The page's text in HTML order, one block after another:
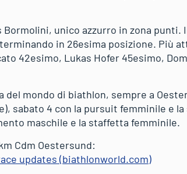
unico azzurro in zona punti.
terminando in 26esima posizione. Più
42esimo, Lukas Hofer 45esimo,
del mondo di biathlon, sempre a
sabato 4 con la pursuit femminile e
maschile e la staffetta femminile.
Cdm Oestersund:
updates (biathlonworld.com)